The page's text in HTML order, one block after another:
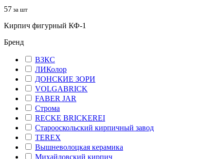
57 за шт
Кирпич фигурный КФ-1
Бренд
ВЗКС
ЛИКолор
ДОНСКИЕ ЗОРИ
VOLGABRICK
FABER JAR
Строма
RECKE BRICKEREI
Старооскольский кирпичный завод
TEREX
Вышневолоцкая керамика
Михайловский кирпич